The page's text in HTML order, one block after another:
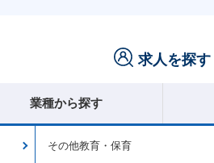
求人を探す
業種から探す
その他教育・保育